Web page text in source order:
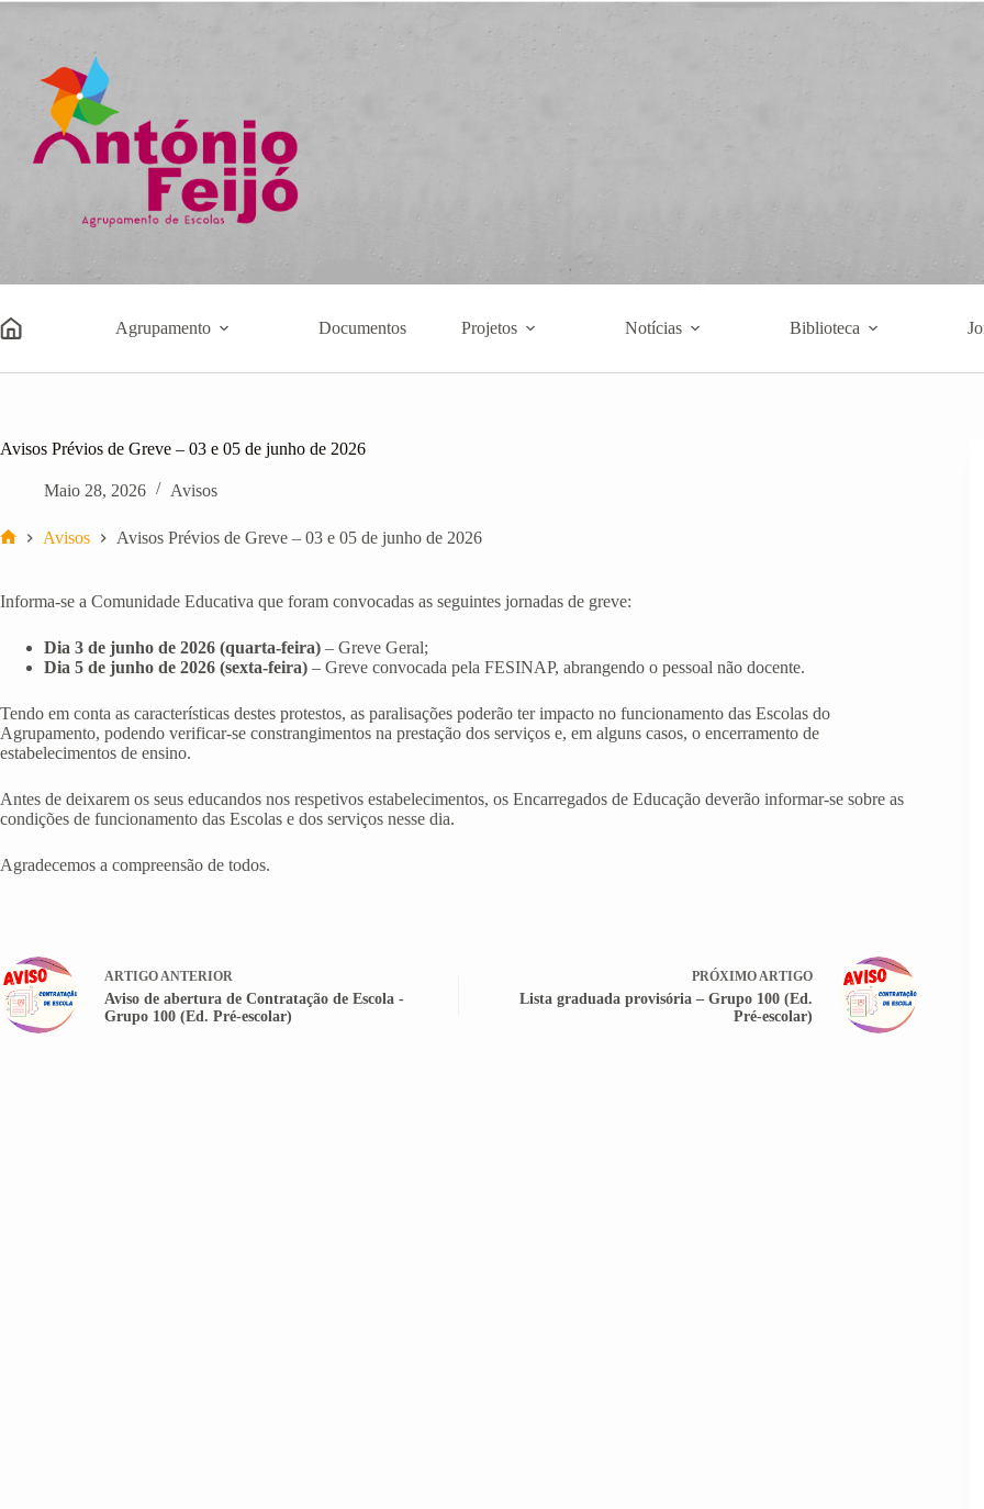
Pular
conteúdo
Agrupamento Documentos Projetos Notícias Biblioteca
Avisos Prévios de Greve – 03 e 05 de junho de 2026
Maio 28, 2026 Avisos
Avisos Avisos Prévios de Greve – 03 e 05 de junho de 2026
Informa-se a Comunidade Educativa que foram convocadas as seguintes jornadas de greve:
Dia 3 de junho de 2026 (quarta-feira) – Greve Geral;
Dia 5 de junho de 2026 (sexta-feira) – Greve convocada pela FESINAP, abrangendo o pessoal não docente.
Tendo em conta as características destes protestos, as paralisações poderão ter impacto no funcionamento das Escolas do
Agrupamento, podendo verificar-se constrangimentos na prestação dos serviços e, em alguns casos, o encerramento de
estabelecimentos de ensino.
Antes de deixarem os seus educandos nos respetivos estabelecimentos, os Encarregados de Educação deverão informar-se sobre as
condições de funcionamento das Escolas e dos serviços nesse dia.
Agradecemos a compreensão de todos.
ARTIGOANTERIOR
Aviso de abertura de Contratação de Escola -
Grupo 100 (Ed. Pré-escolar)
PRÓXIMOARTIGO
Lista graduada provisória – Grupo 100 (Ed.
Pré-escolar)